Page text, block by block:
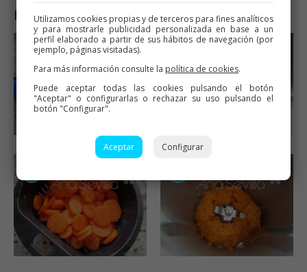
Paso a paso
Utilizamos cookies propias y de terceros para fines analíticos
y para mostrarle publicidad personalizada en base a un
perfil elaborado a partir de sus hábitos de navegación (por
ejemplo, páginas visitadas).
Para más información consulte la política de cookies.
Puede aceptar todas las cookies pulsando el botón
"Aceptar" o configurarlas o rechazar su uso pulsando el
botón "Configurar".
Aceptar Configurar